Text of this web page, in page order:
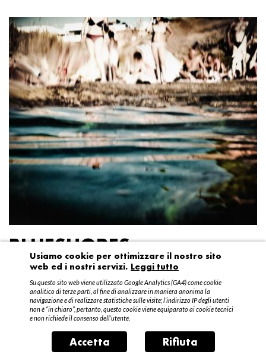
BLUESHORES
Federico Garibaldi
20 aprile – 15 maggio 2016
Usiamo cookie per ottimizzare il nostro sito
web ed i nostri servizi. Leggi tutto
Su questo sito web viene utilizzato Google Analytics (GA4) come cookie
analitico di terze parti, al fine di analizzare in maniera anonima la
navigazione e di realizzare statistiche sulle visite; l’indirizzo IP degli utenti
non è “in chiaro”, pertanto, questo cookie viene equiparato ai cookie tecnici
e non richiede il consenso dell’utente.
Accetta Rifiuta